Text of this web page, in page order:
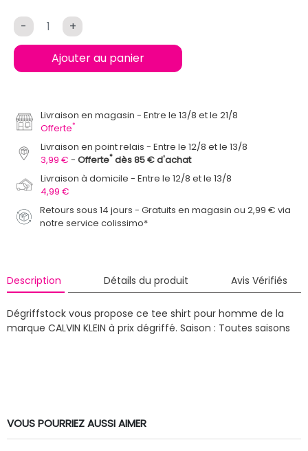
- +
Ajouter au panier
Livraison en magasin
Entre le 13/8 et le 21/8
Offerte*
Livraison en point relais
Entre le 12/8 et le 13/8
3,99 €
Offerte* dès 85 € d'achat
Livraison à domicile
Entre le 12/8 et le 13/8
4,99 €
Retours sous 14 jours - Gratuits en magasin ou 2,99 € via
notre service colissimo*
Description Détails du produit Avis Vérifiés
Dégriffstock vous propose ce tee shirt pour homme de la
marque CALVIN KLEIN à prix dégriffé. Saison : Toutes saisons
VOUS POURRIEZ AUSSI AIMER